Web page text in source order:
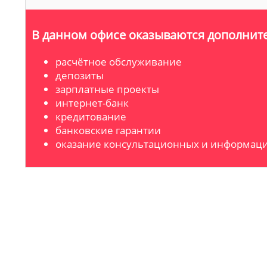
В данном офисе оказываются
расчётное обслуживание
депозиты
зарплатные проекты
интернет-банк
кредитование
банковские гарантии
оказание консультационных и